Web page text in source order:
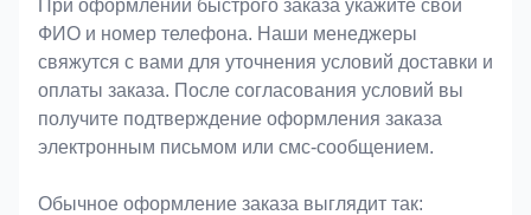
При оформлении быстрого заказа укажите свои
ФИО и номер телефона. Наши менеджеры
свяжутся с вами для уточнения условий доставки и
оплаты заказа. После согласования условий вы
получите подтверждение оформления заказа
электронным письмом или смс-сообщением.
Обычное оформление заказа выглядит так: